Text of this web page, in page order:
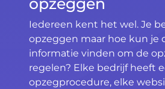
opzeggen
Iedereen kent het wel. Je
opzeggen maar hoe kun je
informatie vinden om de
regelen? Elke bedrijf heeft
opzegprocedure, elke